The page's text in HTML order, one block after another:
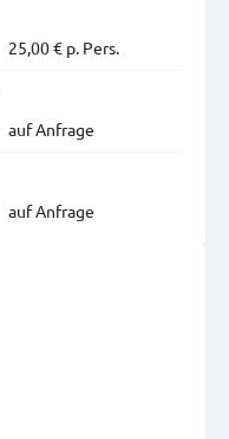
25,00 € p. Pers.
auf Anfrage
auf Anfrage